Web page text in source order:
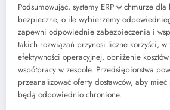
Podsumowując, systemy ERP w chmurze
bezpieczne, o ile wybierzemy
zapewni odpowiednie zabezpieczenia i
takich rozwiązań przynosi liczne korzyści, w
efektywności operacyjnej, obniżenie
współpracy w zespole. Przedsiębiorstwa
przeanalizować oferty dostawców, aby
będą odpowiednio chronione.